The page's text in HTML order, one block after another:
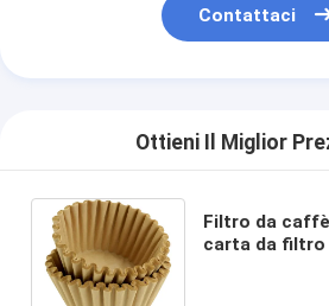
Contattaci
Ottieni Il Miglior
Filtro da
carta da